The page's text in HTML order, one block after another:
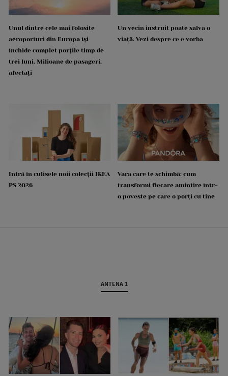
Unul dintre cele mai folosite
aeroporturi din Europa își
închide complet porțile timp de
trei luni. Milioane de pasageri,
afectați
Un vecin instruit poate salva o
viață. Vezi despre ce e vorba
Intră în culisele noii colecții IKEA
PS 2026
Vara care te schimbă: cum
transformi fiecare amintire într-
o poveste pe care o porți cu tine
ANTENA 1